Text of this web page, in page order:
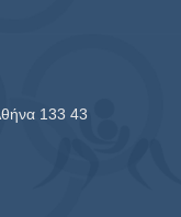
133 43